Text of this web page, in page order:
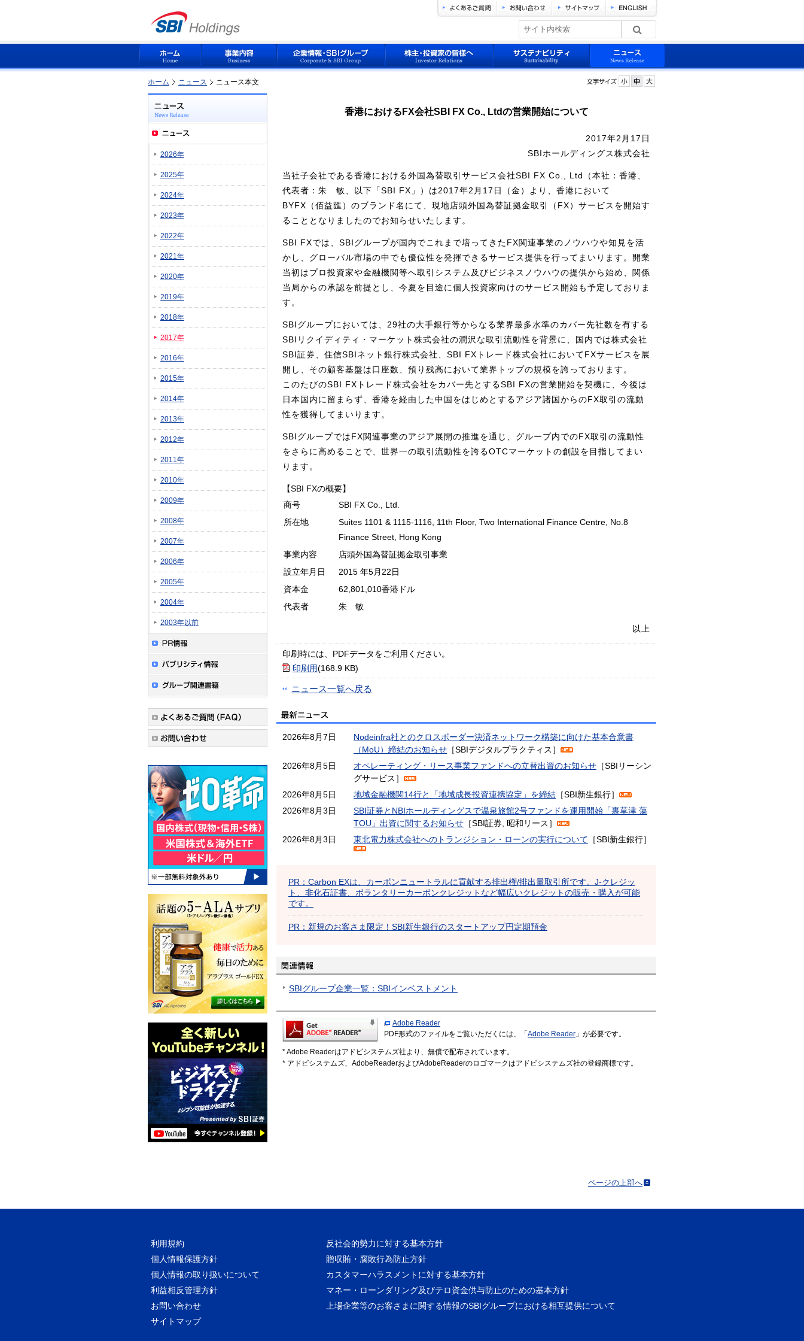
ホーム ニュース ニュース本文
香港におけるFX会社SBI FX Co., Ltdの営業開始について
2017年2月17日
SBIホールディングス株式会社
当社子会社である香港における外国為替取引サービス会社SBI FX Co., Ltd（本社：香港、
代表者：朱 敏、以下「SBI FX」）は2017年2月17日（金）より、香港において
BYFX（佰益匯）のブランド名にて、現地店頭外国為替証拠金取引（FX）サービスを開始す
ることとなりましたのでお知らせいたします。
SBI FXでは、SBIグループが国内でこれまで培ってきたFX関連事業のノウハウや知見を活
かし、グローバル市場の中でも優位性を発揮できるサービス提供を行ってまいります。開業
当初はプロ投資家や金融機関等へ取引システム及びビジネスノウハウの提供から始め、関係
当局からの承認を前提とし、今夏を目途に個人投資家向けのサービス開始も予定しておりま
す。
SBIグループにおいては、29社の大手銀行等からなる業界最多水準のカバー先社数を有する
SBIリクイディティ・マーケット株式会社の潤沢な取引流動性を背景に、国内では株式会社
SBI証券、住信SBIネット銀行株式会社、SBI FXトレード株式会社においてFXサービスを展
開し、その顧客基盤は口座数、預り残高において業界トップの規模を誇っております。
このたびのSBI FXトレード株式会社をカバー先とするSBI FXの営業開始を契機に、今後は
日本国内に留まらず、香港を経由した中国をはじめとするアジア諸国からのFX取引の流動
性を獲得してまいります。
SBIグループではFX関連事業のアジア展開の推進を通じ、グループ内でのFX取引の流動性
をさらに高めることで、世界一の取引流動性を誇るOTCマーケットの創設を目指してまい
ります。
【SBI FXの概要】
商号
SBI FX Co., Ltd.
所在地
Suites 1101 & 1115-1116, 11th Floor, Two International Finance Centre, No.8
Finance Street, Hong Kong
事業内容
店頭外国為替証拠金取引事業
設立年月日
2015 年5月22日
資本金
62,801,010香港ドル
代表者
朱 敏
以上
印刷時には、PDFデータをご利用ください。
印刷用(168.9 KB)
ニュース一覧へ戻る
2026年8月7日
Nodeinfra社とのクロスボーダー決済ネットワーク構築に向けた基本合意書
（MoU）締結のお知らせ ［SBIデジタルプラクティス］
2026年8月5日
オペレーティング・リース事業ファンドへの立替出資のお知らせ ［SBIリーシン
グサービス］
2026年8月5日
地域金融機関14行と「地域成長投資連携協定」を締結 ［SBI新生銀行］
2026年8月3日
SBI証券とNBIホールディングスで温泉旅館2号ファンドを運用開始「裏草津 蕩
TOU」出資に関するお知らせ ［SBI証券, 昭和リース］
2026年8月3日
東北電力株式会社へのトランジション・ローンの実行について ［SBI新生銀行］
PR：Carbon EXは、カーボンニュートラルに貢献する排出権/排出量取引所です。J-クレジッ
ト、非化石証書、ボランタリーカーボンクレジットなど幅広いクレジットの販売・購入が可能
です。
PR：新規のお客さま限定！SBI新生銀行のスタートアップ円定期預金
SBIグループ企業一覧：SBIインベストメント
Adobe Reader
PDF形式のファイルをご覧いただくには、「 Adobe Reader 」が必要です。
* Adobe Readerはアドビシステムズ社より、無償で配布されています。
* アドビシステムズ、AdobeReaderおよびAdobeReaderのロゴマークはアドビシステムズ社の登録商標です。
2026年
2025年
2024年
2023年
2022年
2021年
2020年
2019年
2018年
2017年
2016年
2015年
2014年
2013年
2012年
2011年
2010年
2009年
2008年
2007年
2006年
2005年
2004年
2003年以前
ページの上部へ
利用規約
反社会的勢力に対する基本方針
個人情報保護方針
贈収賄・腐敗行為防止方針
個人情報の取り扱いについて
カスタマーハラスメントに対する基本方針
利益相反管理方針
マネー・ローンダリング及びテロ資金供与防止のための基本方針
お問い合わせ
上場企業等のお客さまに関する情報のSBIグループにおける相互提供について
サイトマップ